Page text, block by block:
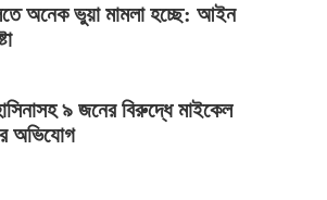
অনেক ভুয়া মামলা হচ্ছে: আইন
৯ জনের বিরুদ্ধে মাইকেল
অভিযোগ